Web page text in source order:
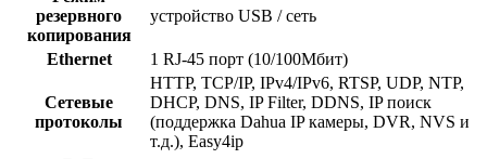
резервного
копирования
устройство USB / сеть
Ethernet 1 RJ-45 порт (10/100Мбит)
Сетевые
протоколы
HTTP, TCP/IP, IPv4/IPv6, RTSP, UDP, NTP,
DHCP, DNS, IP Filter, DDNS, IP поиск
(поддержка Dahua IP камеры, DVR, NVS и
т.д.), Easy4ip